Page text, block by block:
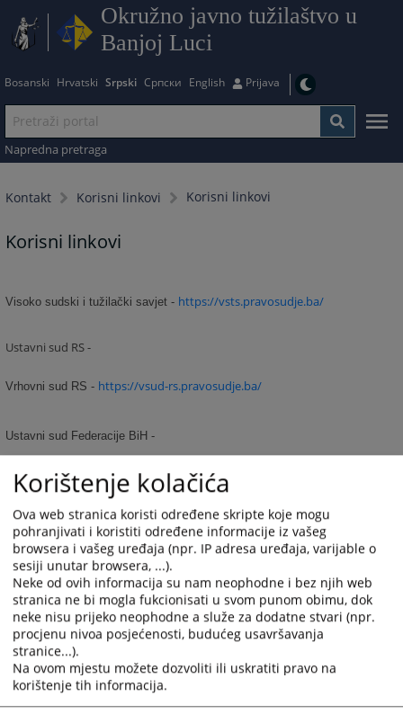
Okružno javno tužilaštvo u
Banjoj Luci
Bosanski Hrvatski Srpski Српски English Prijava
Napredna pretraga
Kontakt Korisni linkovi Korisni linkovi
Korisni linkovi
Visoko sudski i tužilački savjet - https://vsts.pravosudje.ba/
Ustavni sud RS -
Vrhovni sud RS - https://vsud-rs.pravosudje.ba/
Ustavni sud Federacije BiH -
Vrhovni sud Federacije BiH -
Okružno tužilaštvo Bijeljina -https://ot-bijeljina.pravosudje.ba
Kantonalno tužilaštvo Tuzlanskog kantona -https://kt-
tuzla.pravosudje.ba
Okružni sud Banja Luka -
Okružni sud Bijeljina -https://oksud-bijeljina.pravosudje.ba
Korištenje kolačića
Ova web stranica koristi određene skripte koje mogu
pohranjivati i koristiti određene informacije iz vašeg
browsera i vašeg uređaja (npr. IP adresa uređaja, varijable o
sesiji unutar browsera, ...).
Neke od ovih informacija su nam neophodne i bez njih web
stranica ne bi mogla fukcionisati u svom punom obimu, dok
neke nisu prijeko neophodne a služe za dodatne stvari (npr.
procjenu nivoa posjećenosti, budućeg usavršavanja
stranice...).
Na ovom mjestu možete dozvoliti ili uskratiti pravo na
korištenje tih informacija.